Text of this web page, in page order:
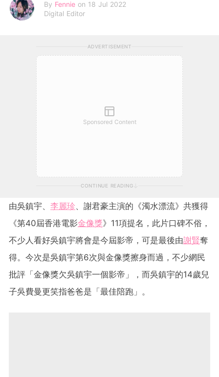
By Fennie on 18 Jul 2022
Digital Editor
ADVERTISEMENT
Sponsored Content
CONTINUE READING
由吳鎮宇、 李麗珍、謝君豪主演的《濁水漂流》共獲得
《第40屆香港電影金像獎》11項提名，此片口碑不俗，
不少人看好吳鎮宇將會是今屆影帝，可是最後由謝賢奪
得。今次是吳鎮宇第6次與金像獎擦身而過，不少網民
批評「金像獎欠吳鎮宇一個影帝」，而吳鎮宇的14歲兒
子吳費曼更笑指爸爸是「最佳陪跑」。